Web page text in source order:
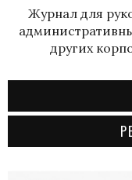
Журнал для
других